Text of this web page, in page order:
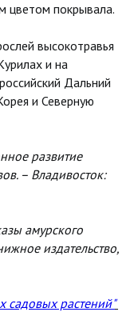
цветом покрывала.
высокотравья
и на
Дальний
и Северную
развитие
– Владивосток:
амурского
издательство,
садовых растений"